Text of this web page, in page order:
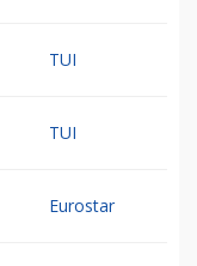
TUI
TUI
Eurostar